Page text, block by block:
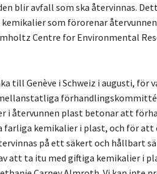
blir avfall som ska återvinnas.
som förorenar
Centre for Environmental
till Genève i Schweiz i augusti, för
i återvunnen plast betonar att
kemikalier i plast, och för att
på ett säkert och hållbart
att ta itu med giftiga kemikalier i